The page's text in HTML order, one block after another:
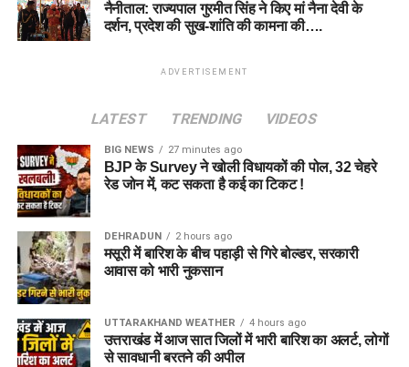
नैनीताल: राज्यपाल गुरमीत सिंह ने किए मां नैना देवी के
दर्शन, प्रदेश की सुख-शांति की कामना की….
ADVERTISEMENT
LATEST TRENDING VIDEOS
BIG NEWS 27 minutes ago
BJP के Survey ने खोली विधायकों की पोल, 32 चेहरे
रेड जोन में, कट सकता है कई का टिकट !
DEHRADUN 2 hours ago
मसूरी में बारिश के बीच पहाड़ी से गिरे बोल्डर, सरकारी
आवास को भारी नुकसान
UTTARAKHAND WEATHER 4 hours ago
उत्तराखंड में आज सात जिलों में भारी बारिश का अलर्ट, लोगों
से सावधानी बरतने की अपील